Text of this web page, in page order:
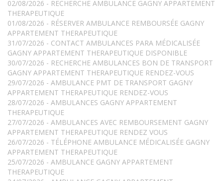
02/08/2026 - RECHERCHE AMBULANCE GAGNY APPARTEMENT
THERAPEUTIQUE
01/08/2026 - RÉSERVER AMBULANCE REMBOURSÉE GAGNY
APPARTEMENT THERAPEUTIQUE
31/07/2026 - CONTACT AMBULANCES PARA MÉDICALISÉE
GAGNY APPARTEMENT THERAPEUTIQUE DISPONIBLE
30/07/2026 - RECHERCHE AMBULANCES BON DE TRANSPORT
GAGNY APPARTEMENT THERAPEUTIQUE RENDEZ-VOUS
29/07/2026 - AMBULANCE PMT DE TRANSPORT GAGNY
APPARTEMENT THERAPEUTIQUE RENDEZ-VOUS
28/07/2026 - AMBULANCES GAGNY APPARTEMENT
THERAPEUTIQUE
27/07/2026 - AMBULANCES AVEC REMBOURSEMENT GAGNY
APPARTEMENT THERAPEUTIQUE RENDEZ VOUS
26/07/2026 - TÉLÉPHONE AMBULANCE MÉDICALISÉE GAGNY
APPARTEMENT THERAPEUTIQUE
25/07/2026 - AMBULANCE GAGNY APPARTEMENT
THERAPEUTIQUE